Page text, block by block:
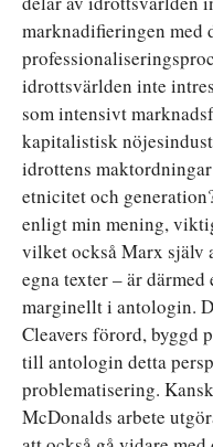
marknadifieringen med
idrottsvärlden inte
som intensivt
kapitalistisk
idrottens
etnicitet och
enligt min mening,
vilket också Marx själv
egna texter – är
marginellt i antologin.
Cleavers förord, byggd
till antologin detta
problematisering.
McDonalds arbete